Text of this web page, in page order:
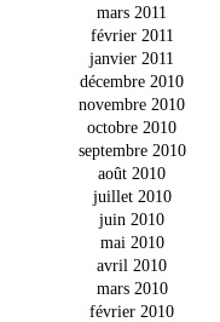
mars 2011
février 2011
janvier 2011
décembre 2010
novembre 2010
octobre 2010
septembre 2010
août 2010
juillet 2010
juin 2010
mai 2010
avril 2010
mars 2010
février 2010